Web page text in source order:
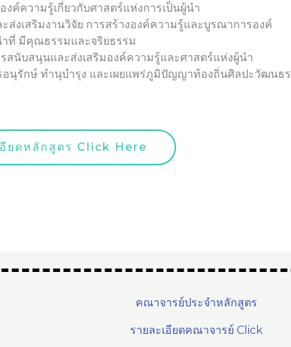
ความรู้เกี่ยวกับศาสตร์แห่งการเป็นผู้นำ
งเสริมงานวิจัย การสร้างองค์ความรู้และบูรณาการองค์
ที่ มีคุณธรรมและจริยธรรม
สนับสนุนและส่งเสริมองค์ความรู้และศาสตร์แห่งผู้นำ
อนุรักษ์ ทำนุบำรุง และเผยแพร่ภูมิปัญญาท้องถิ่นศิลปะวัฒนธร
อียดหลักสูตร Click Here
คณาจารย์ประจำหลักสูตร
รายละเอียดคณาจารย์ Click